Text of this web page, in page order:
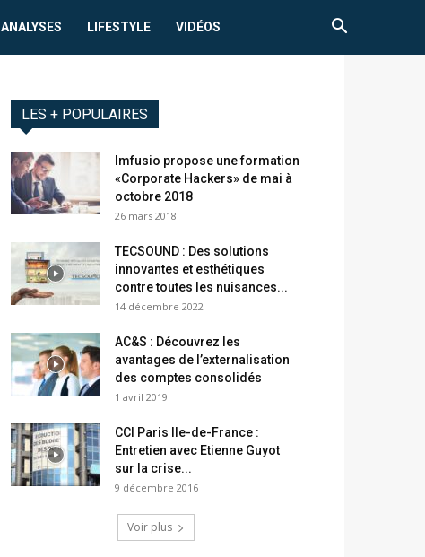
ANALYSES LIFESTYLE VIDÉOS
LES + POPULAIRES
Imfusio propose une formation
«Corporate Hackers» de mai à
octobre 2018
26 mars 2018
TECSOUND : Des solutions
innovantes et esthétiques
contre toutes les nuisances...
14 décembre 2022
AC&S : Découvrez les
avantages de l’externalisation
des comptes consolidés
1 avril 2019
CCI Paris Ile-de-France :
Entretien avec Etienne Guyot
sur la crise...
9 décembre 2016
Voir plus